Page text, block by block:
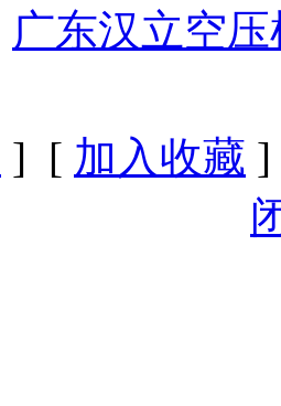
广东汉立空
] [ 加入收藏